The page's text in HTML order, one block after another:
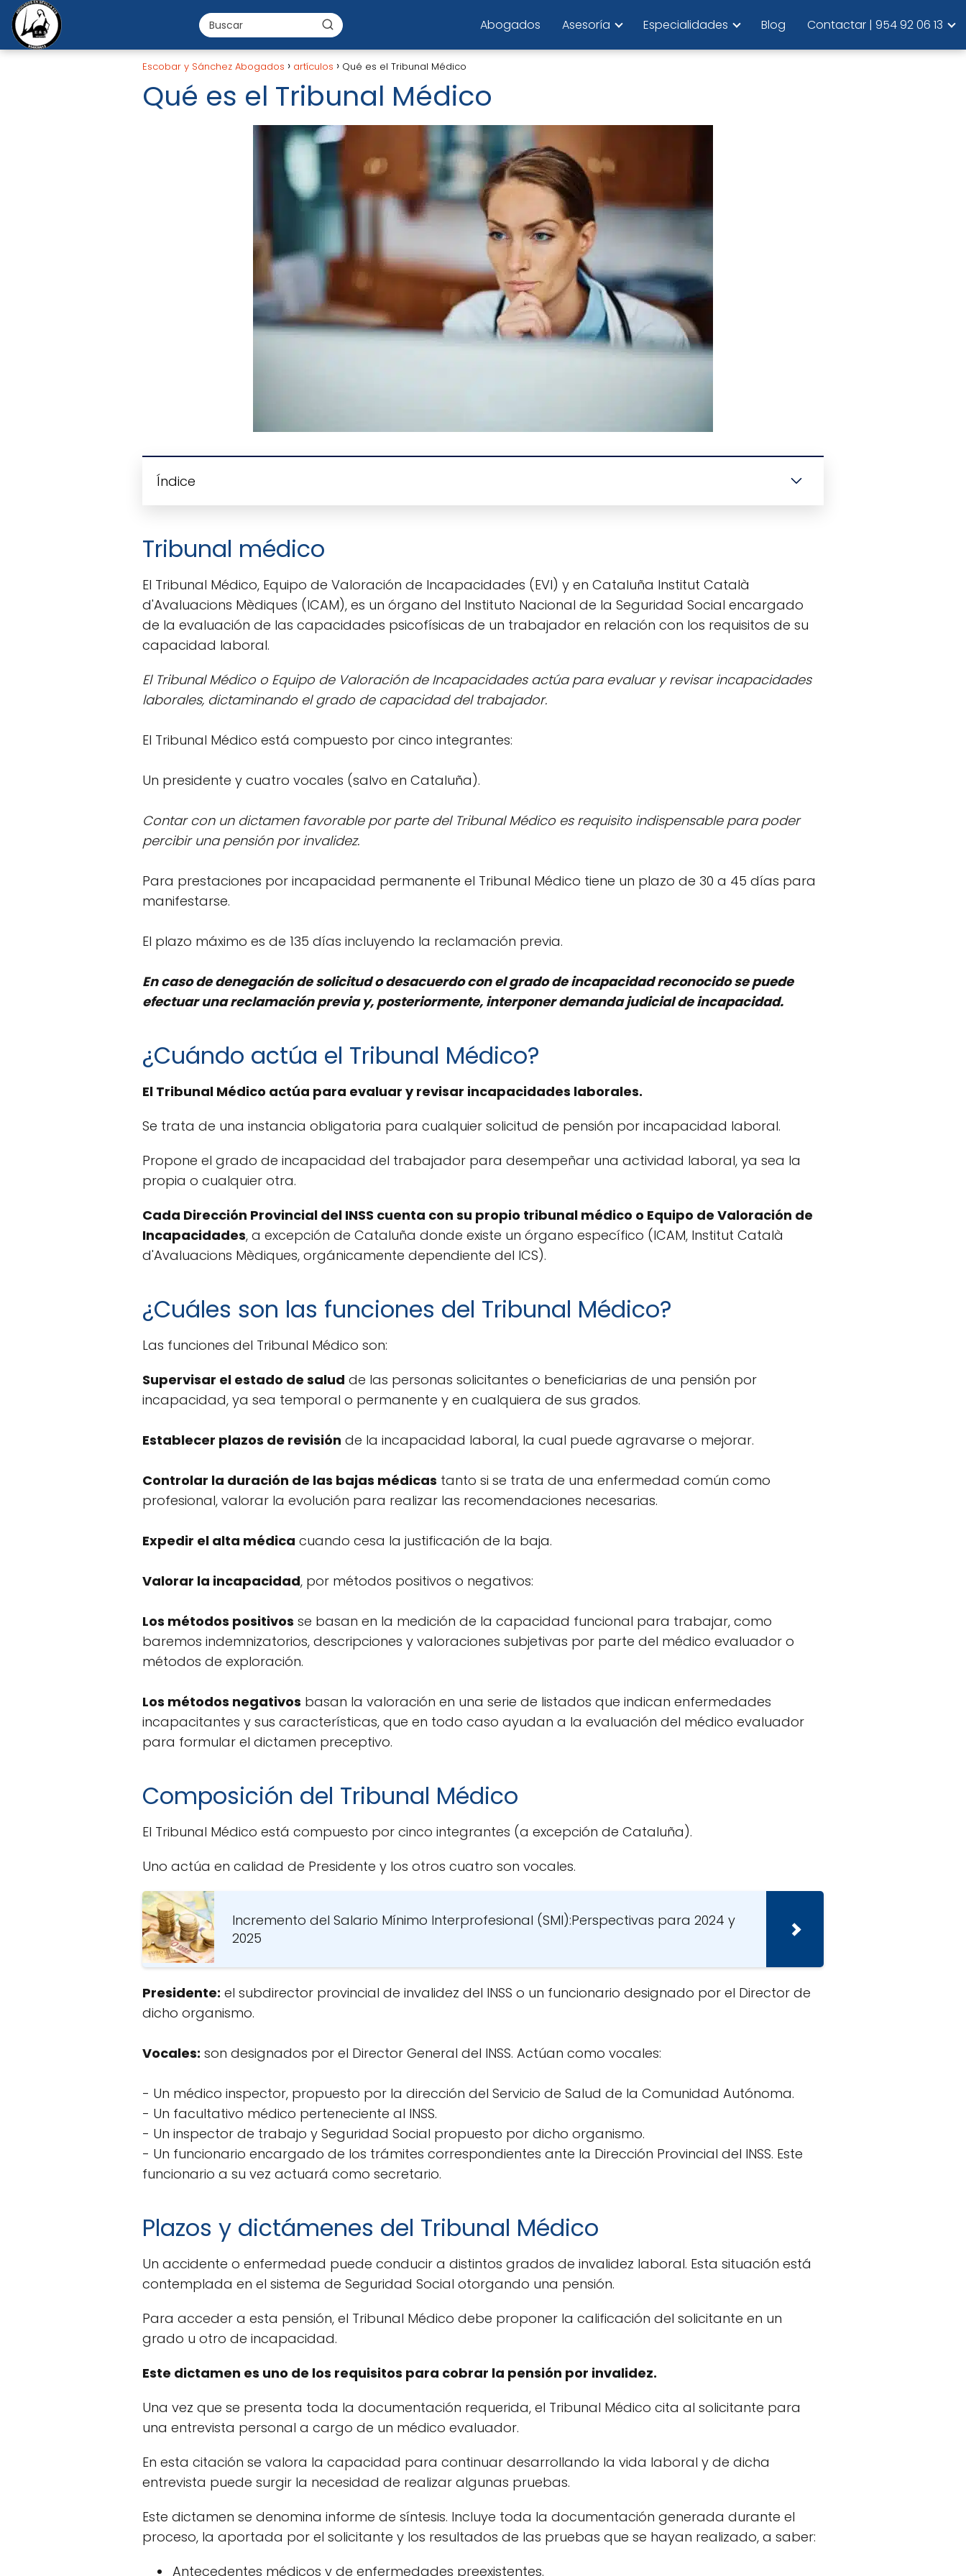
Abogados Asesoría Especialidades Blog Contactar | 954 92 06 13
Escobar y Sánchez Abogados artículos Qué es el Tribunal Médico
Qué es el Tribunal Médico
Índice
Tribunal médico
El Tribunal Médico, Equipo de Valoración de Incapacidades (EVI) y en Cataluña Institut Català
d'Avaluacions Mèdiques (ICAM), es un órgano del Instituto Nacional de la Seguridad Social encargado
de la evaluación de las capacidades psicofísicas de un trabajador en relación con los requisitos de su
capacidad laboral.
El Tribunal Médico o Equipo de Valoración de Incapacidades actúa para evaluar y revisar incapacidades
laborales, dictaminando el grado de capacidad del trabajador.
El Tribunal Médico está compuesto por cinco integrantes:
Un presidente y cuatro vocales (salvo en Cataluña).
Contar con un dictamen favorable por parte del Tribunal Médico es requisito indispensable para poder
percibir una pensión por invalidez.
Para prestaciones por incapacidad permanente el Tribunal Médico tiene un plazo de 30 a 45 días para
manifestarse.
El plazo máximo es de 135 días incluyendo la reclamación previa.
En caso de denegación de solicitud o desacuerdo con el grado de incapacidad reconocido se puede
efectuar una reclamación previa y, posteriormente, interponer demanda judicial de incapacidad.
¿Cuándo actúa el Tribunal Médico?
El Tribunal Médico actúa para evaluar y revisar incapacidades laborales.
Se trata de una instancia obligatoria para cualquier solicitud de pensión por incapacidad laboral.
Propone el grado de incapacidad del trabajador para desempeñar una actividad laboral, ya sea la
propia o cualquier otra.
Cada Dirección Provincial del INSS cuenta con su propio tribunal médico o Equipo de Valoración de
Incapacidades, a excepción de Cataluña donde existe un órgano específico (ICAM, Institut Català
d'Avaluacions Mèdiques, orgánicamente dependiente del ICS).
¿Cuáles son las funciones del Tribunal Médico?
Las funciones del Tribunal Médico son:
Supervisar el estado de salud de las personas solicitantes o beneficiarias de una pensión por
incapacidad, ya sea temporal o permanente y en cualquiera de sus grados.
Establecer plazos de revisión de la incapacidad laboral, la cual puede agravarse o mejorar.
Controlar la duración de las bajas médicas tanto si se trata de una enfermedad común como
profesional, valorar la evolución para realizar las recomendaciones necesarias.
Expedir el alta médica cuando cesa la justificación de la baja.
Valorar la incapacidad, por métodos positivos o negativos:
Los métodos positivos se basan en la medición de la capacidad funcional para trabajar, como
baremos indemnizatorios, descripciones y valoraciones subjetivas por parte del médico evaluador o
métodos de exploración.
Los métodos negativos basan la valoración en una serie de listados que indican enfermedades
incapacitantes y sus características, que en todo caso ayudan a la evaluación del médico evaluador
para formular el dictamen preceptivo.
Composición del Tribunal Médico
El Tribunal Médico está compuesto por cinco integrantes (a excepción de Cataluña).
Uno actúa en calidad de Presidente y los otros cuatro son vocales.
Incremento del Salario Mínimo Interprofesional (SMI):Perspectivas para 2024 y
2025
Presidente: el subdirector provincial de invalidez del INSS o un funcionario designado por el Director de
dicho organismo.
Vocales: son designados por el Director General del INSS. Actúan como vocales:
- Un médico inspector, propuesto por la dirección del Servicio de Salud de la Comunidad Autónoma.
- Un facultativo médico perteneciente al INSS.
- Un inspector de trabajo y Seguridad Social propuesto por dicho organismo.
- Un funcionario encargado de los trámites correspondientes ante la Dirección Provincial del INSS. Este
funcionario a su vez actuará como secretario.
Plazos y dictámenes del Tribunal Médico
Un accidente o enfermedad puede conducir a distintos grados de invalidez laboral. Esta situación está
contemplada en el sistema de Seguridad Social otorgando una pensión.
Para acceder a esta pensión, el Tribunal Médico debe proponer la calificación del solicitante en un
grado u otro de incapacidad.
Este dictamen es uno de los requisitos para cobrar la pensión por invalidez.
Una vez que se presenta toda la documentación requerida, el Tribunal Médico cita al solicitante para
una entrevista personal a cargo de un médico evaluador.
En esta citación se valora la capacidad para continuar desarrollando la vida laboral y de dicha
entrevista puede surgir la necesidad de realizar algunas pruebas.
Este dictamen se denomina informe de síntesis. Incluye toda la documentación generada durante el
proceso, la aportada por el solicitante y los resultados de las pruebas que se hayan realizado, a saber:
Antecedentes médicos y de enfermedades preexistentes.